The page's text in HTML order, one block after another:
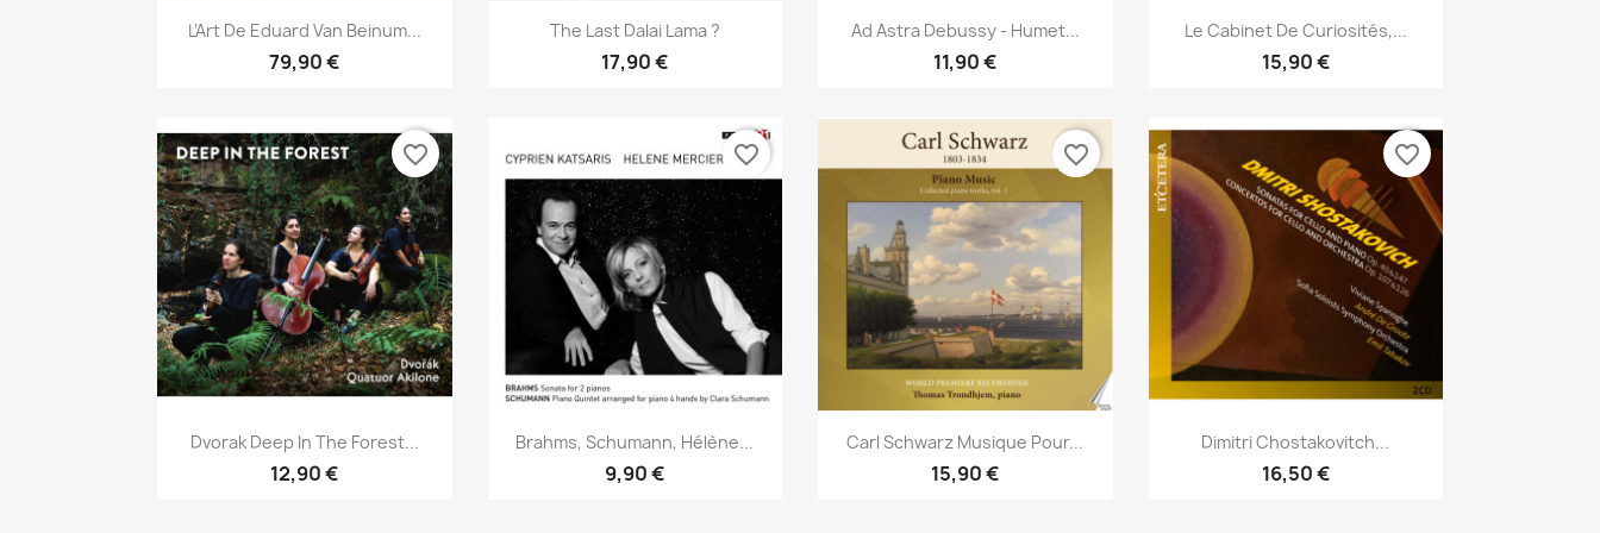
Aperçu rapide
L’Art De Eduard Van Beinum...
79,90 €
 Aperçu rapide
The Last Dalai Lama ?
17,90 €
Aperçu rapide
Ad Astra Debussy - Humet...
11,90 €
Aperçu rapide
Le Cabinet De Curiosités,...
15,90 €
Aperçu rapide
Dvorak Deep In The Forest...
12,90 €
favorite_border
 Aperçu rapide
Brahms, Schumann, Hélène...
9,90 €
favorite_border
Aperçu rapide
Carl Schwarz Musique Pour...
15,90 €
favorite_border
Aperçu rapide
Dimitri Chostakovitch...
16,50 €
favorite_border